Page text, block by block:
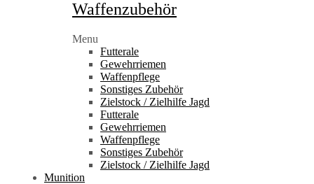
Waffenzubehör
Menu
Futterale
Gewehrriemen
Waffenpflege
Sonstiges Zubehör
Zielstock / Zielhilfe Jagd
Futterale
Gewehrriemen
Waffenpflege
Sonstiges Zubehör
Zielstock / Zielhilfe Jagd
Munition